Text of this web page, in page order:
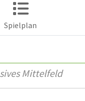
Spielplan
Mittelfeld